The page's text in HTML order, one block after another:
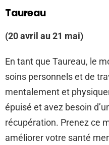
Taureau
(20 avril au 21 mai)
En tant que Taureau, le
soins personnels et de
mentalement et
épuisé et avez besoin
récupération. Prenez ce
améliorer votre santé